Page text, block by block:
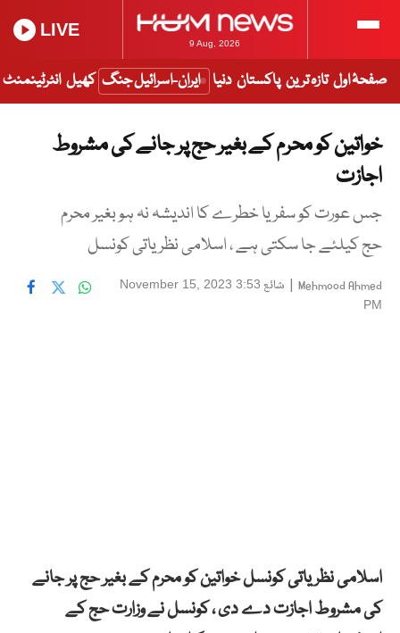
9 Aug, 2026
LIVE
صفحۂ اول تازہ ترین پاکستان دنیا ایران-اسرائیل جنگ کھیل انٹرٹینمنٹ
خواتین کو محرم کے بغیر حج پر جانے کی مشروط
اجازت
جس عورت کو سفر یا خطرے کا اندیشہ نہ ہو بغیر محرم
حج کیلئے جا سکتی ہے ، اسلامی نظریاتی کونسل
Mehmood Ahmed
| شائع November 15, 2023 3:53
PM
اسلامی نظریاتی کونسل خواتین کو محرم کے بغیر حج پر جانے
کی مشروط اجازت دے دی ، کونسل نے وزارت حج کے